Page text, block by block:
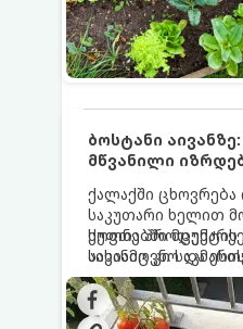
ბოსტანი
მწვანილი
ქალაქში ცხოვრება
საკუთარი ხელით
სუფთა პროდუქტის
აივანიც კი
მოიწყოთ მინი-
ყოველდღიურად
და ბოსტნეულს
ქოთნებში
სასიამოვნო და
იცოდეთ, რომელი
ქოთნის პირობებს
მოუაროთ მათ